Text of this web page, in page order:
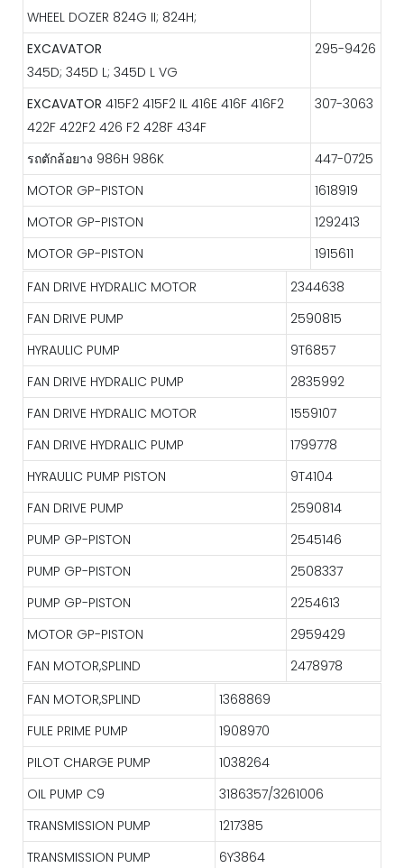
WHEEL DOZER 824G II; 824H;
EXCAVATOR
345D; 345D L; 345D L VG
295-9426
EXCAVATOR 415F2 415F2 IL 416E 416F 416F2
422F 422F2 426 F2 428F 434F
307-3063
รถตักล้อยาง 986H 986K
447-0725
MOTOR GP-PISTON
1618919
MOTOR GP-PISTON
1292413
MOTOR GP-PISTON
1915611
FAN DRIVE HYDRALIC MOTOR
2344638
FAN DRIVE PUMP
2590815
HYRAULIC PUMP
9T6857
FAN DRIVE HYDRALIC PUMP
2835992
FAN DRIVE HYDRALIC MOTOR
1559107
FAN DRIVE HYDRALIC PUMP
1799778
HYRAULIC PUMP PISTON
9T4104
FAN DRIVE PUMP
2590814
PUMP GP-PISTON
2545146
PUMP GP-PISTON
2508337
PUMP GP-PISTON
2254613
MOTOR GP-PISTON
2959429
FAN MOTOR,SPLIND
2478978
FAN MOTOR,SPLIND
1368869
FULE PRIME PUMP
1908970
PILOT CHARGE PUMP
1038264
OIL PUMP C9
3186357/3261006
TRANSMISSION PUMP
1217385
TRANSMISSION PUMP
6Y3864